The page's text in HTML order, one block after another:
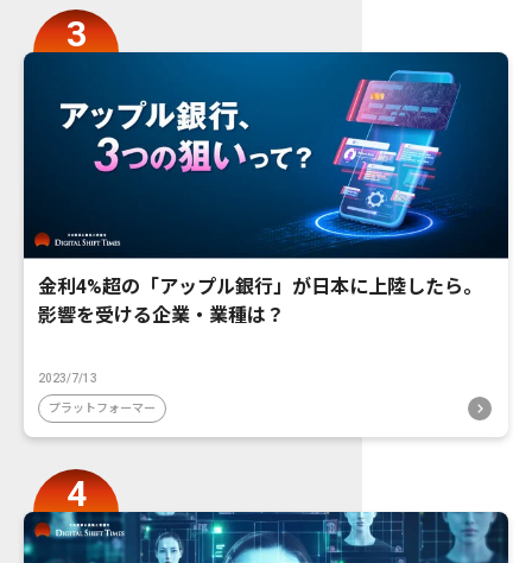
金利4%超の「アップル銀行」が日本に上陸したら。
影響を受ける企業・業種は？
2023/7/13
プラットフォーマー